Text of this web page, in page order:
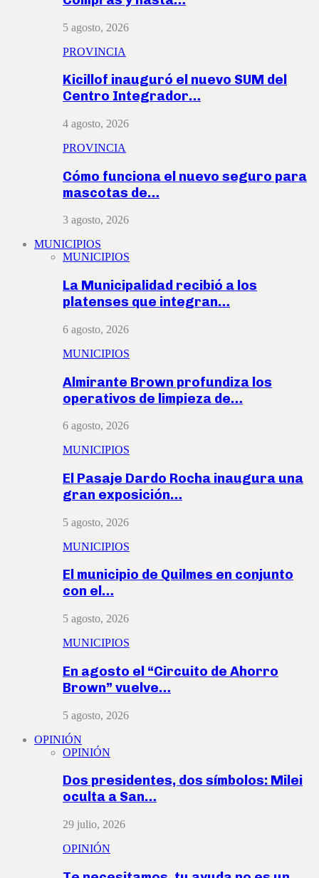
5 agosto, 2026
PROVINCIA
Kicillof inauguró el nuevo SUM del
Centro Integrador…
4 agosto, 2026
PROVINCIA
Cómo funciona el nuevo seguro para
mascotas de…
3 agosto, 2026
MUNICIPIOS
MUNICIPIOS
La Municipalidad recibió a los
platenses que integran…
6 agosto, 2026
MUNICIPIOS
Almirante Brown profundiza los
operativos de limpieza de…
6 agosto, 2026
MUNICIPIOS
El Pasaje Dardo Rocha inaugura una
gran exposición…
5 agosto, 2026
MUNICIPIOS
El municipio de Quilmes en conjunto
con el…
5 agosto, 2026
MUNICIPIOS
En agosto el “Circuito de Ahorro
Brown” vuelve…
5 agosto, 2026
OPINIÓN
OPINIÓN
Dos presidentes, dos símbolos: Milei
oculta a San…
29 julio, 2026
OPINIÓN